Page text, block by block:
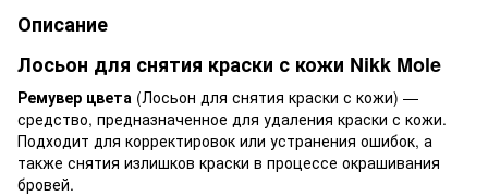
Описание
Лосьон для снятия краски с кожи Nikk Mole
Ремувер цвета (Лосьон для снятия краски с кожи) —
средство, предназначенное для удаления краски с кожи.
Подходит для корректировок или устранения ошибок, а
также снятия излишков краски в процессе окрашивания
бровей.